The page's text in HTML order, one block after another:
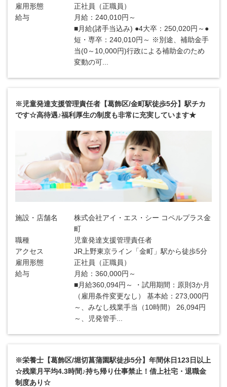
雇用形態
正社員（正職員）
給与
月給：240,010円～
■月給(諸手当込み) ●4大卒：250,020円～●
短・専卒：240,010円～ ※別途、補助金手
当(0～10,000円)行政による補助金のため
変動の可...
※児童発達支援管理責任者【葛飾区/金町駅徒歩5分】駅チカ
です☆高待遇♪福利厚生の制度も非常に充実しています★
施設・店舗名
株式会社アイ・エス・シー コペルプラス金
町
職種
児童発達支援管理責任者
アクセス
JR上野東京ライン「金町」駅から徒歩5分
雇用形態
正社員（正職員）
給与
月給：360,000円～
■月給360,094円～ ・試用期間：原則3か月
（雇用条件変更なし） 基本給：273,000円
～、みなし残業手当（10時間） 26,094円
～、児発管手...
※栄養士【葛飾区/堀切菖蒲園駅徒歩5分】年間休日123日以上
☆残業月平均4.3時間♪持ち帰り仕事禁止！借上社宅・退職金
制度あり☆